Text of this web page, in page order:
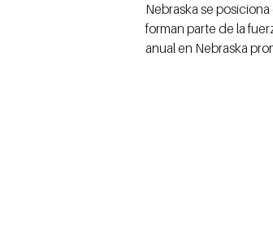
Nebraska se
forman parte de la
anual en Nebraska